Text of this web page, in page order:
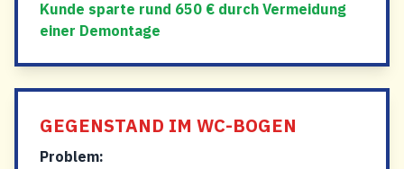
Kunde sparte rund 650 € durch Vermeidung
einer Demontage
GEGENSTAND IM WC-BOGEN
Problem: